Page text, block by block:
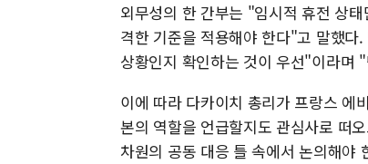
외무성의 한 간부는 "임시적 휴전 상
격한 기준을 적용해야 한다"고 말했
상황인지 확인하는 것이 우선"이라며
이에 따라 다카이치 총리가 프랑스 에
본의 역할을 언급할지도 관심사로 떠
차원의 공동 대응 틀 속에서 논의해야